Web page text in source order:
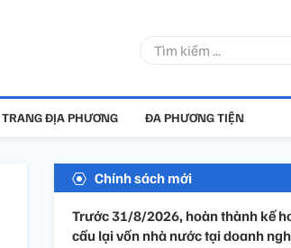
TRANG ĐỊA PHƯƠNG ĐA PHƯƠNG TIỆN
Chính sách mới
Trước 31/8/2026, hoàn thành kế
cấu lại vốn nhà nước tại doanh